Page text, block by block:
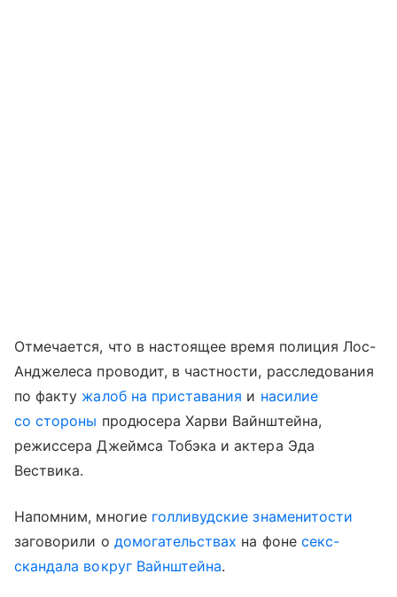
Отмечается, что в настоящее время полиция Лос-
Анджелеса проводит, в частности, расследования
по факту жалоб на приставания и насилие
со стороны продюсера Харви Вайнштейна,
режиссера Джеймса Тобэка и актера Эда
Вествика.
Напомним, многие голливудские знаменитости
заговорили о домогательствах на фоне секс-
скандала вокруг Вайнштейна.